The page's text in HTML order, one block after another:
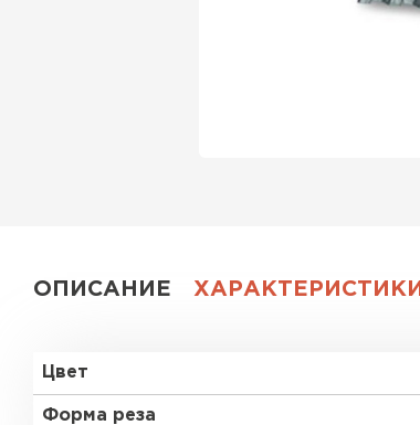
ОПИСАНИЕ ХАРАКТЕРИСТИКИ
Цвет
Форма реза